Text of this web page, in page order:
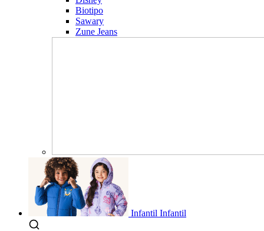
Biotipo
Sawary
Zune Jeans
Infantil Infantil